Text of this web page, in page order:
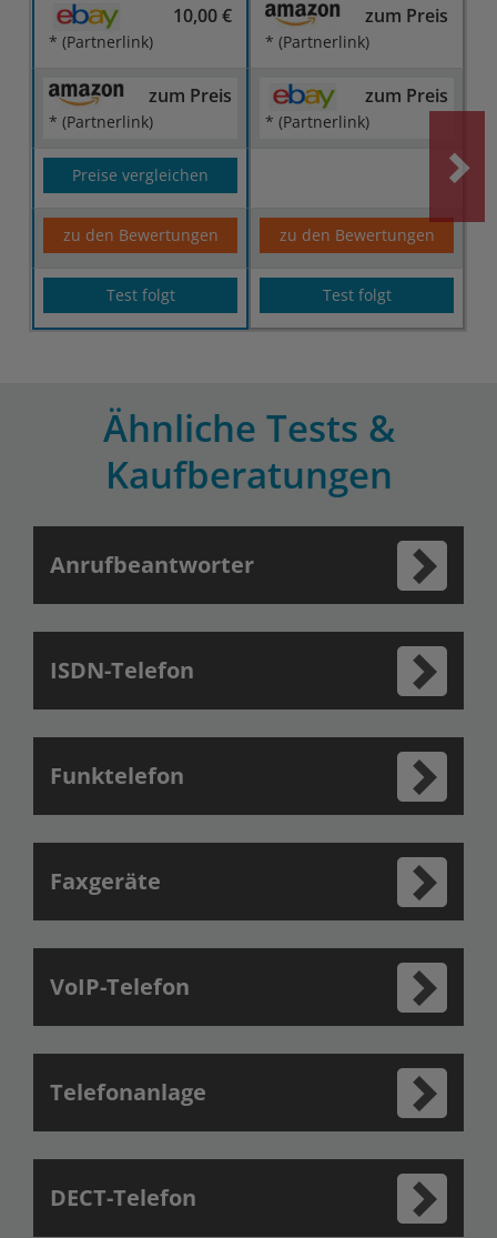
10,00 €
* (Partnerlink)
zum Preis
* (Partnerlink)
zum Preis
* (Partnerlink)
zum Preis
* (Partnerlink)
Preise vergleichen
zu den Bewertungen zu den Bewertungen
Test folgt Test folgt
Ähnliche Tests &
Kaufberatungen
Anrufbeantworter
ISDN-Telefon
Funktelefon
Faxgeräte
VoIP-Telefon
Telefonanlage
DECT-Telefon